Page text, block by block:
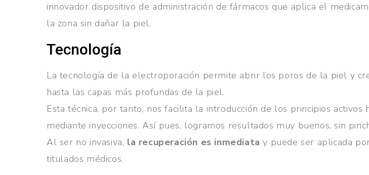
innovador dispositivo de administración de fármacos que aplica el
la zona sin dañar la piel.
Tecnología
La tecnología de la electroporación permite abrir los poros de la piel y
hasta las capas más profundas de la piel.
Esta técnica, por tanto, nos facilita la introducción de los principios
mediante inyecciones. Así pues, logramos resultados muy buenos, sin
Al ser no invasiva, la recuperación es inmediata y puede ser aplicada
titulados médicos.